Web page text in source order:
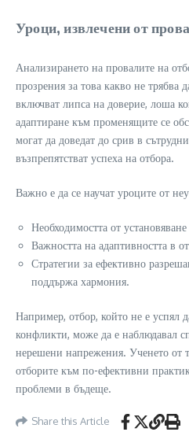
Уроци, извлечени от
Анализирането на провалите на
прозрения за това какво не трябва
включват липса на доверие, лоша
адаптиране към променящите се
могат да доведат до срив в
възпрепятстват успеха на отбора.
Важно е да се научат уроците от
Необходимостта от
Важността на адаптивността в
Стратегии за ефективно
поддържа хармония.
Например, отбор, който не е успял
конфликти, може да е наблюдавал
нерешени напрежения. Ученето от
отборите към по-ефективни
проблеми в бъдеще.
Share this Article